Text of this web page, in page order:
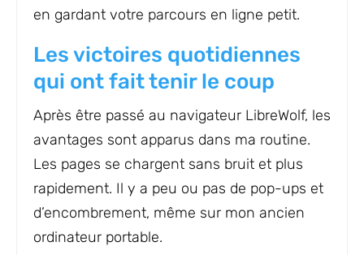
en gardant votre parcours en ligne petit.
Les victoires quotidiennes
qui ont fait tenir le coup
Après être passé au navigateur LibreWolf, les
avantages sont apparus dans ma routine.
Les pages se chargent sans bruit et plus
rapidement. Il y a peu ou pas de pop-ups et
d’encombrement, même sur mon ancien
ordinateur portable.